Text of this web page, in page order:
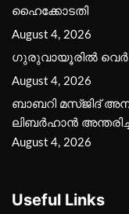
ഹൈക്കോടതി
August 4, 2026
ഗുരുവായൂരില്‍
August 4, 2026
ബാബറി മസ്ജിദ്
ലിബര്‍ഹാന്‍
August 4, 2026
Useful Links